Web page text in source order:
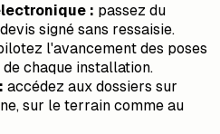
: passez du
signé sans ressaisie.
l'avancement des poses
chaque installation.
accédez aux dossiers sur
sur le terrain comme au